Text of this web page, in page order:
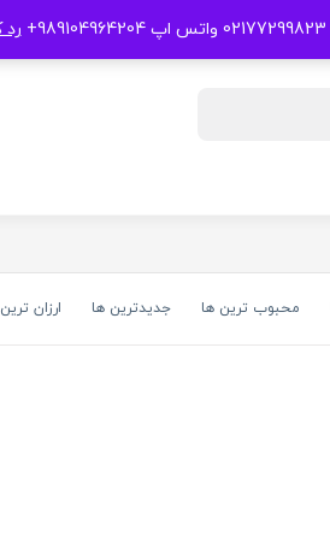
رد
محبوب ترین ها جدیدترین ها ارزان